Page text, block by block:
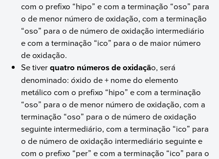
com o prefixo “hipo” e com a terminação “oso” para
o de menor número de oxidação, com a terminação
“oso” para o de número de oxidação intermediário
e com a terminação “ico” para o de maior número
de oxidação.
Se tiverquatro números de oxidação, será
denominado: óxido de + nome do elemento
metálico com o prefixo “hipo” e com a terminação
“oso” para o de menor número de oxidação, com a
terminação “oso” para o de número de oxidação
seguinte intermediário, com a terminação “ico” para
o de número de oxidação intermediário seguinte e
com o prefixo “per” e com a terminação “ico” para o